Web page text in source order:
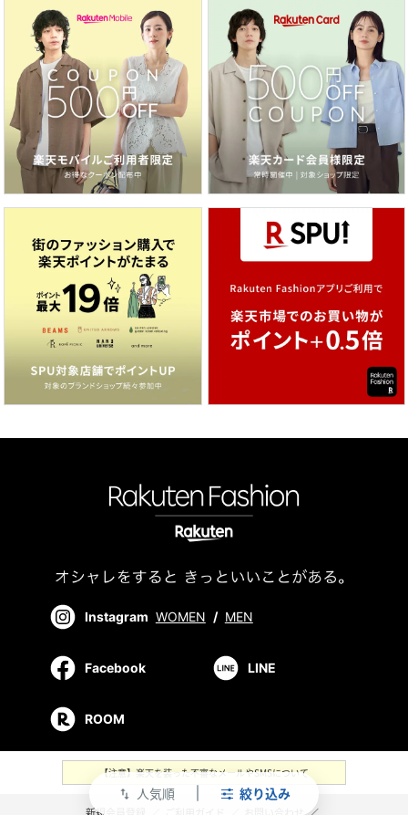
swap_vert 人気順 絞り込み
Instagram WOMEN / MEN
Facebook LINE
ROOM
【注意】楽天を装った不審なメールやSMSについて